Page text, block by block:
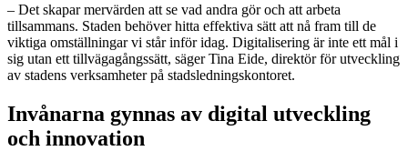
– Det skapar mervärden att se vad andra gör och att arbeta
tillsammans. Staden behöver hitta effektiva sätt att nå fram till de
viktiga omställningar vi står inför idag. Digitalisering är inte ett mål i
sig utan ett tillvägagångssätt, säger Tina Eide, direktör för utveckling
av stadens verksamheter på stadsledningskontoret.
Invånarna gynnas av digital utveckling
och innovation